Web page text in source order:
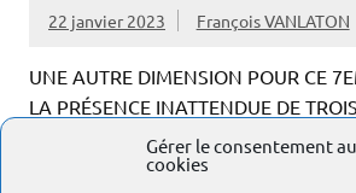
Gérer le consentement
cookies
22 janvier 2023 François VANLATON
UNE AUTRE DIMENSION POUR CE
LA PRÉSENCE INATTENDUE DE
COURSES ! REPORTAGE PUBLIÉ LE
ULTIME RÉVISION LE […]